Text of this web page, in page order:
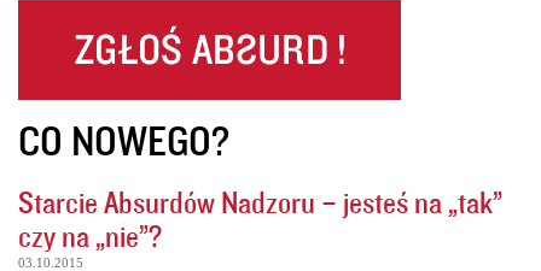
CO NOWEGO?
Starcie Absurdów Nadzoru – jesteś na „tak”
czy na „nie”?
03.10.2015